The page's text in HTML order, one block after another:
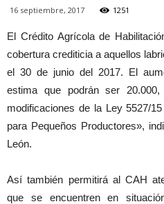
16 septiembre, 2017 1251
El Crédito Agrícola de
cobertura crediticia a aquellos
el 30 de junio del 2017. El
estima que podrán ser
modificaciones de la Ley 5527/
para Pequeños Productores»,
León.
Así también permitirá al CAH
que se encuentren en